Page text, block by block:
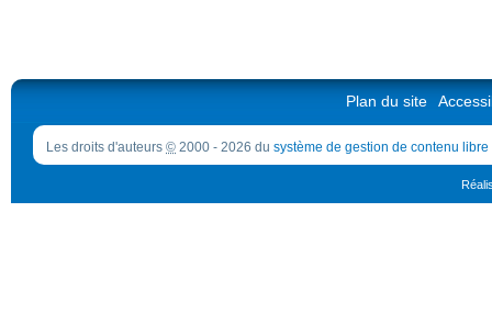
Plan du site
Les droits d'auteurs © 2000 - 2026 du système de gestion de contenu libre